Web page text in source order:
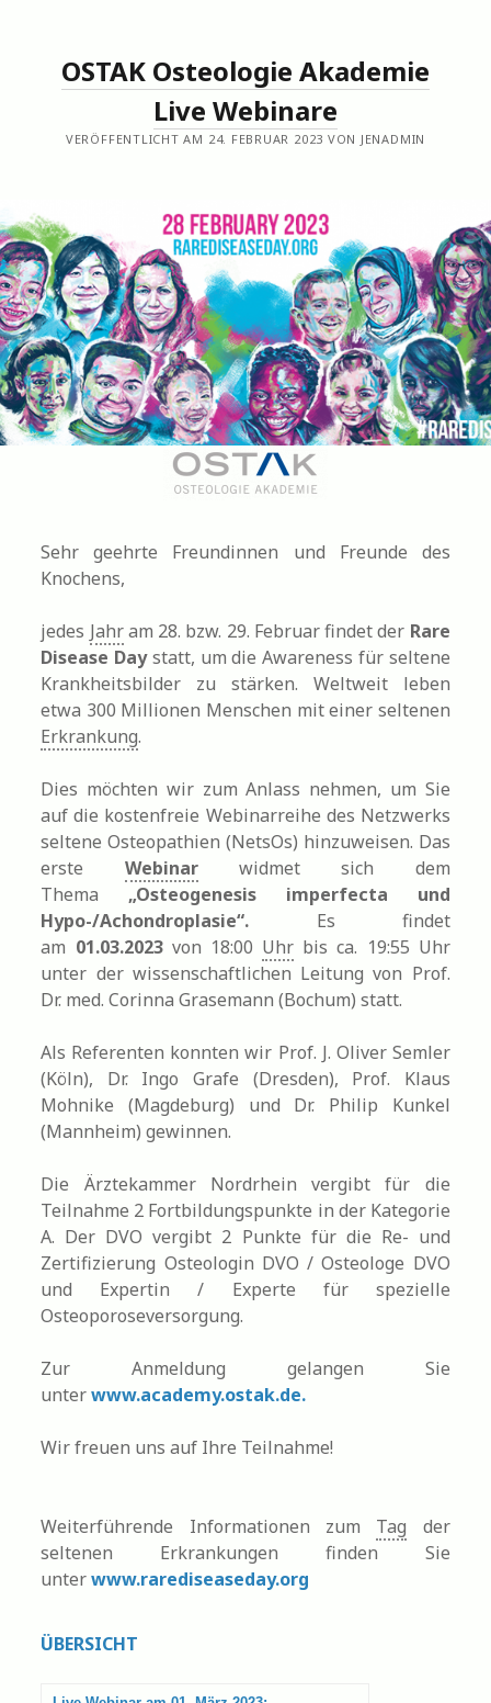
OSTAK Osteologie Akademie
Live Webinare
VERÖFFENTLICHT AM 24. FEBRUAR 2023 VON JENADMIN
Sehr geehrte Freundinnen und Freunde des
Knochens,
jedes Jahram 28. bzw. 29. Februar findet der Rare
Disease Daystatt, um die Awareness für seltene
Krankheitsbilder zu stärken. Weltweit leben
etwa 300 Millionen Menschen mit einer seltenen
Erkrankung.
Dies möchten wir zum Anlass nehmen, um Sie
auf die kostenfreie Webinarreihe des Netzwerks
seltene Osteopathien (NetsOs) hinzuweisen. Das
erste
Webinar
widmet sich dem
Thema
„Osteogenesis imperfecta und
Hypo-/Achondroplasie“.
Es findet
am 01.03.2023 von 18:00 Uhr bis ca. 19:55 Uhr
unter der wissenschaftlichen Leitung von Prof.
Dr. med. Corinna Grasemann (Bochum) statt.
Als Referenten konnten wir Prof. J. Oliver Semler
(Köln), Dr. Ingo Grafe (Dresden), Prof. Klaus
Mohnike (Magdeburg) und Dr. Philip Kunkel
(Mannheim) gewinnen.
Die Ärztekammer Nordrhein vergibt für die
Teilnahme 2 Fortbildungspunkte in der Kategorie
A. Der DVO vergibt 2 Punkte für die Re- und
Zertifizierung Osteologin DVO / Osteologe DVO
und Expertin / Experte für spezielle
Osteoporoseversorgung.
Zur Anmeldung gelangen Sie
unterwww.academy.ostak.de.
Wir freuen uns auf Ihre Teilnahme!
Weiterführende Informationen zum Tag der
seltenen Erkrankungen finden Sie
unterwww.rarediseaseday.org
ÜBERSICHT